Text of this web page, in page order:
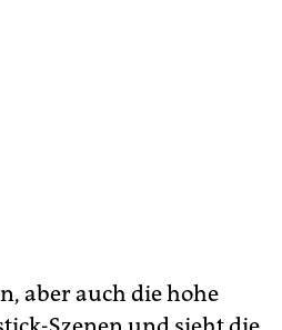
aber auch die hohe